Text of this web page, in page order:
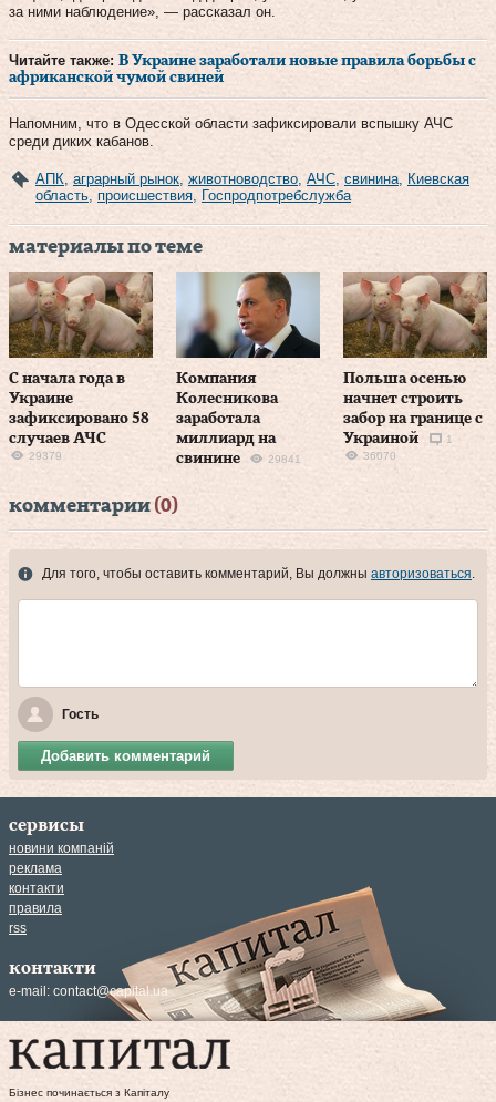
за ними наблюдение», — рассказал он.
Читайте также: В Украине заработали новые правила борьбы с
африканской чумой свиней
Напомним, что в Одесской области зафиксировали вспышку АЧС
среди диких кабанов.
АПК аграрный рынок животноводство АЧС свинина
Киевская
область происшествия Госпродпотребслужба
материалы по теме
С начала года в
Украине
зафиксировано 58
случаев АЧС
29379
Компания
Колесникова
заработала
миллиард на
свинине
29841
Польша осенью
начнет строить
забор на границе с
Украиной
1
36070
комментарии (0)
Для того, чтобы оставить комментарий, Вы должны авторизоваться.
Гость
Добавить комментарий
сервисы
новини компаній
реклама
контакти
правила
rss
контакти
e-mail: contact@capital.ua
Бізнес починається з Капіталу